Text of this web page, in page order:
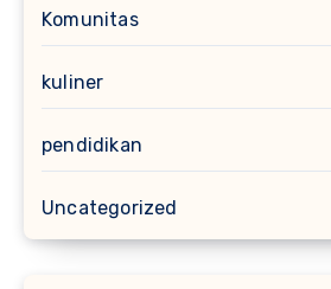
Komunitas
kuliner
pendidikan
Uncategorized